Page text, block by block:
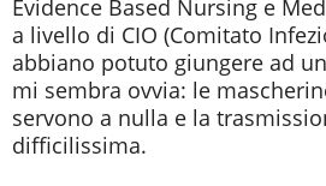
Evidence Based Nursing e
a livello di CIO (Comitato
abbiano potuto giungere ad
mi sembra ovvia: le
servono a nulla e la
difficilissima.